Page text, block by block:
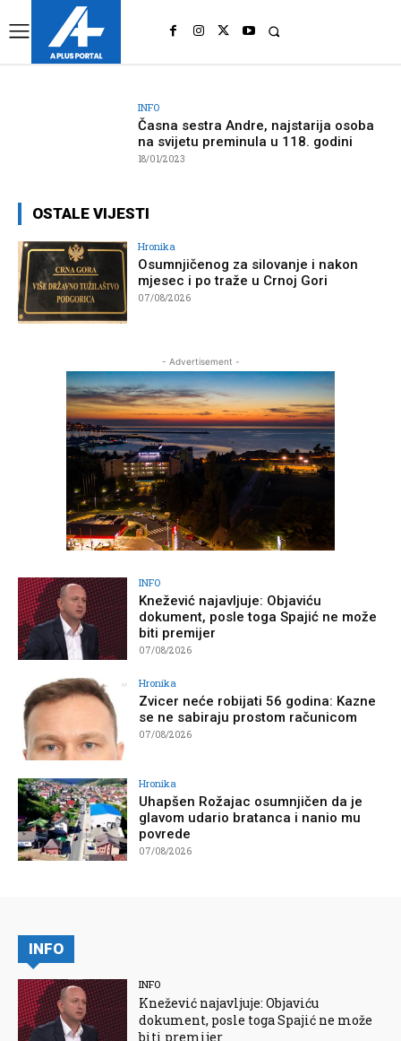
INFO
Časna sestra Andre, najstarija osoba
na svijetu preminula u 118. godini
18/01/2023
OSTALE VIJESTI
Hronika
Osumnjičenog za silovanje i nakon
mjesec i po traže u Crnoj Gori
07/08/2026
- Advertisement -
INFO
Knežević najavljuje: Objaviću
dokument, posle toga Spajić ne može
biti premijer
07/08/2026
Hronika
Zvicer neće robijati 56 godina: Kazne
se ne sabiraju prostom računicom
07/08/2026
Hronika
Uhapšen Rožajac osumnjičen da je
glavom udario bratanca i nanio mu
povrede
07/08/2026
INFO
INFO
Knežević najavljuje: Objaviću
dokument, posle toga Spajić ne može
biti premijer